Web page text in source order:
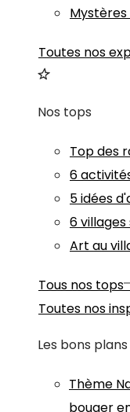
Toutes nos
Nos tops
Top des
6
5 idées
6
Art au
Tous nos tops
Toutes nos
Les bons
Thème
bouger